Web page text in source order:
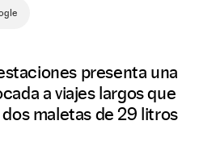
presenta una
a viajes largos que
maletas de 29 litros